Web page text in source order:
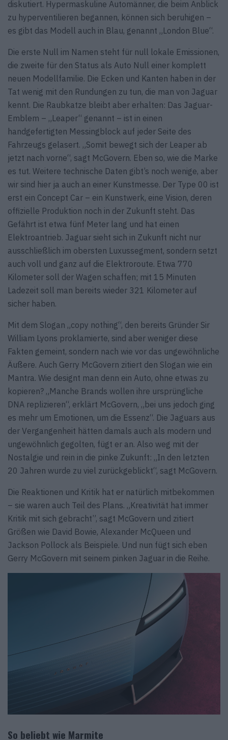
diskutiert. Hypermaskuline Automänner, die beim Anblick
zu hyperventilieren begannen, können sich beruhigen –
es gibt das Modell auch in Blau, genannt „London Blue“.
Die erste Null im Namen steht für null lokale Emissionen,
die zweite für den Status als Auto Null einer komplett
neuen Modellfamilie. Die Ecken und Kanten haben in der
Tat wenig mit den Rundungen zu tun, die man von Jaguar
kennt. Die Raubkatze bleibt aber erhalten: Das Jaguar-
Emblem – „Leaper“ genannt – ist in einen
handgefertigten Messingblock auf jeder Seite des
Fahrzeugs gelasert. „Somit bewegt sich der Leaper ab
jetzt nach vorne“, sagt McGovern. Eben so, wie die Marke
es tut. Weitere technische Daten gibt’s noch wenige, aber
wir sind hier ja auch an einer Kunstmesse. Der Type 00 ist
erst ein Concept Car – ein Kunstwerk, eine Vision, deren
offizielle Produktion noch in der Zukunft steht. Das
Gefährt ist etwa fünf Meter lang und hat einen
Elektroantrieb. Jaguar sieht sich in Zukunft nicht nur
ausschließlich im obersten Luxussegment, sondern setzt
auch voll und ganz auf die Elektroroute. Etwa 770
Kilometer soll der Wagen schaffen; mit 15 Minuten
Ladezeit soll man bereits wieder 321 Kilometer auf
sicher haben.
Mit dem Slogan „copy nothing“, den bereits Gründer Sir
William Lyons proklamierte, sind aber weniger diese
Fakten gemeint, sondern nach wie vor das ungewöhnliche
Äußere. Auch Gerry McGovern zitiert den Slogan wie ein
Mantra. Wie designt man denn ein Auto, ohne etwas zu
kopieren? „Manche Brands wollen ihre ursprüngliche
DNA replizieren“, erklärt McGovern, „bei uns jedoch ging
es mehr um Emotionen, um die Essenz“. Die Jaguars aus
der Vergangenheit hätten damals auch als modern und
ungewöhnlich gegolten, fügt er an. Also weg mit der
Nostalgie und rein in die pinke Zukunft: „In den letzten
20 Jahren wurde zu viel zurückgeblickt“, sagt McGovern.
Die Reaktionen und Kritik hat er natürlich mitbekommen
– sie waren auch Teil des Plans. „Kreativität hat immer
Kritik mit sich gebracht”, sagt McGovern und zitiert
Größen wie David Bowie, Alexander McQueen und
Jackson Pollock als Beispiele. Und nun fügt sich eben
Gerry McGovern mit seinem pinken Jaguar in die Reihe.
So beliebt wie Marmite